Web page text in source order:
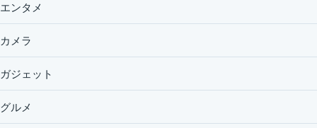
エンタメ
カメラ
ガジェット
グルメ